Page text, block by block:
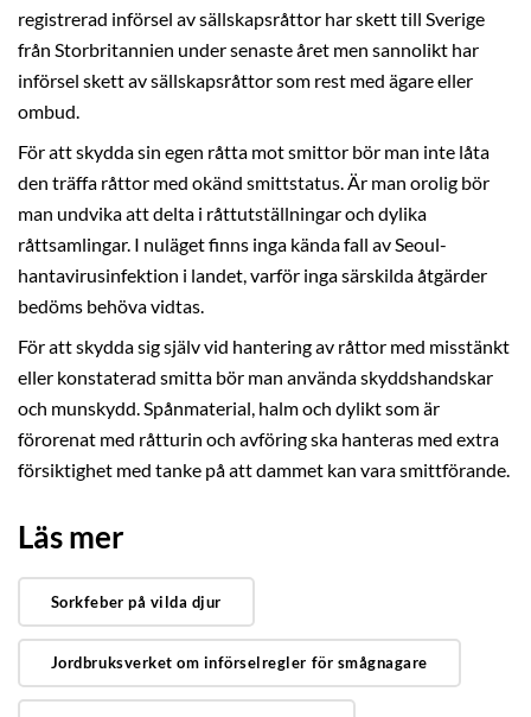
registrerad införsel av sällskapsråttor har skett till Sverige
från Storbritannien under senaste året men sannolikt har
införsel skett av sällskapsråttor som rest med ägare eller
ombud.
För att skydda sin egen råtta mot smittor bör man inte låta
den träffa råttor med okänd smittstatus. Är man orolig bör
man undvika att delta i råttutställningar och dylika
råttsamlingar. I nuläget finns inga kända fall av Seoul-
hantavirusinfektion i landet, varför inga särskilda åtgärder
bedöms behöva vidtas.
För att skydda sig själv vid hantering av råttor med misstänkt
eller konstaterad smitta bör man använda skyddshandskar
och munskydd. Spånmaterial, halm och dylikt som är
förorenat med råtturin och avföring ska hanteras med extra
försiktighet med tanke på att dammet kan vara smittförande.
Läs mer
Sorkfeber på vilda djur
Jordbruksverket om införselregler för smågnagare